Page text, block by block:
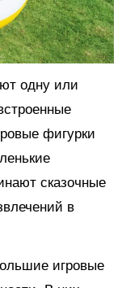
одну или
фигурки
сказочные
в
игровые